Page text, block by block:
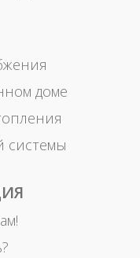
доме
системы